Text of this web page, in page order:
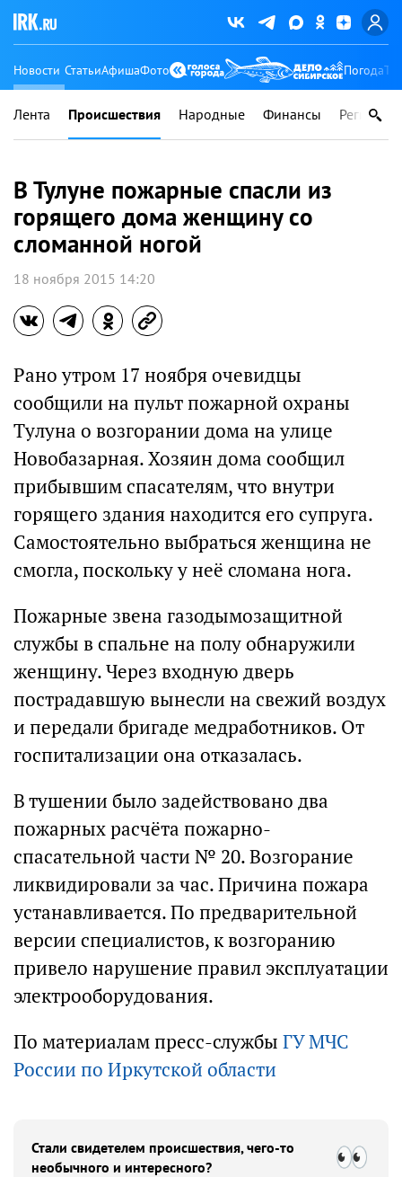
Новости СтатьиАфишаФото Погода
Лента Происшествия Народные Финансы Регионы
В Тулуне пожарные спасли из
горящего дома женщину со
сломанной ногой
18 ноября 2015 14:20
Рано утром 17 ноября очевидцы
сообщили на пульт пожарной охраны
Тулуна о возгорании дома на улице
Новобазарная. Хозяин дома сообщил
прибывшим спасателям, что внутри
горящего здания находится его супруга.
Самостоятельно выбраться женщина не
смогла, поскольку у неё сломана нога.
Пожарные звена газодымозащитной
службы в спальне на полу обнаружили
женщину. Через входную дверь
пострадавшую вынесли на свежий воздух
и передали бригаде медработников. От
госпитализации она отказалась.
В тушении было задействовано два
пожарных расчёта пожарно-
спасательной части № 20. Возгорание
ликвидировали за час. Причина пожара
устанавливается. По предварительной
версии специалистов, к возгоранию
привело нарушение правил эксплуатации
электрооборудования.
По материалам пресс-службы ГУ МЧС
России по Иркутской области
Стали свидетелем происшествия, чего-то
необычного и интересного?